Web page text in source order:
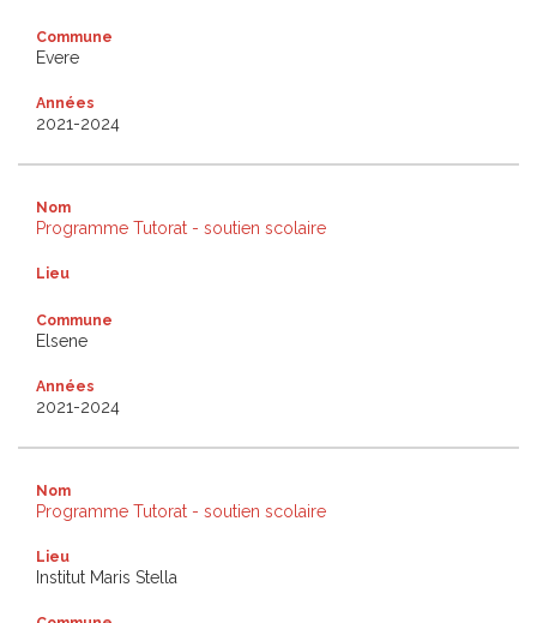
Commune
Evere
Années
2021-2024
Nom
Programme Tutorat - soutien scolaire
Lieu
Commune
Elsene
Années
2021-2024
Nom
Programme Tutorat - soutien scolaire
Lieu
Institut Maris Stella